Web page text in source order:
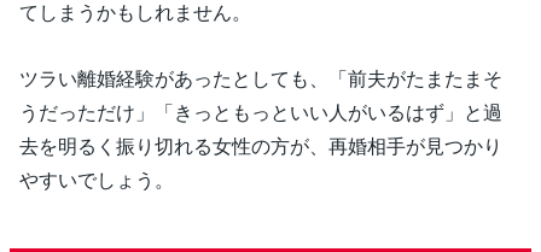
てしまうかもしれません。
ツラい離婚経験があったとしても、「前夫がたまたまそ
うだっただけ」「きっともっといい人がいるはず」と過
去を明るく振り切れる女性の方が、再婚相手が見つかり
やすいでしょう。